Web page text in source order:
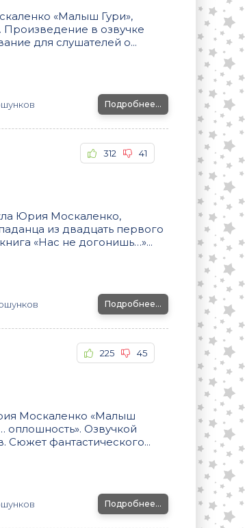
«Малыш Гури»,
Произведение в озвучке
для слушателей о...
Подробнее...
312 41
Юрия Москаленко,
из двадцать первого
«Нас не догонишь…»...
Подробнее...
225 45
Москаленко «Малыш
оплошность». Озвучкой
фантастического...
Подробнее...